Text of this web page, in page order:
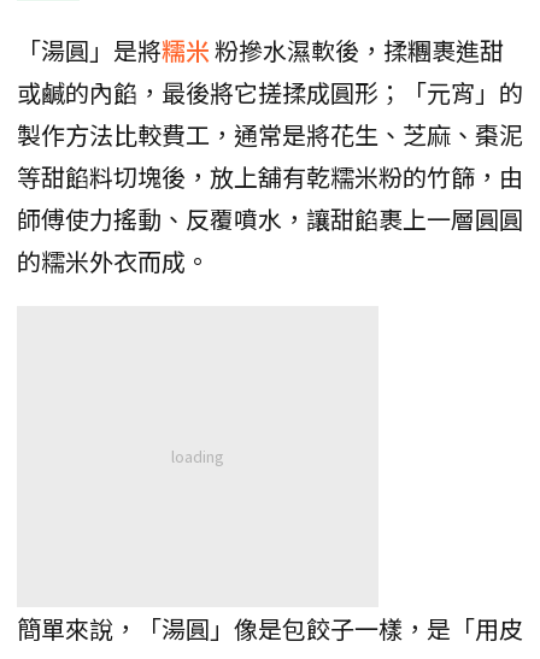
「湯圓」是將糯米粉摻水濕軟後，揉糰裹進甜
或鹹的內餡，最後將它搓揉成圓形；「元宵」的
製作方法比較費工，通常是將花生、芝麻、棗泥
等甜餡料切塊後，放上舖有乾糯米粉的竹篩，由
師傅使力搖動、反覆噴水，讓甜餡裹上一層圓圓
的糯米外衣而成。
簡單來說，「湯圓」像是包餃子一樣，是「用皮